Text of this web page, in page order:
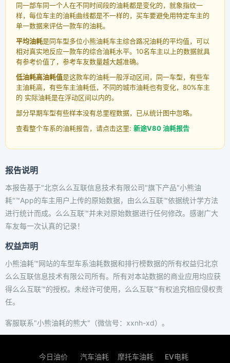
同一部车同一个人在不同时间段的油耗都是变化的，就象指纹一
样，每位车主的油耗曲线都是不一样的，买车要避免用特定车主的
单一数据来评估一款车的油耗。
平均油耗是同车型多位小熊油耗车主综合路况油耗的平均值，可以
相对真实地反应一款车的综合油耗水平。10名车主以上的数据就具
有参考价值了，参考车友数量越大越准确。
低油耗高油耗值是这款车的油耗一般浮动区间，同一车型，有些车
主油耗高，有些车主油耗低，不同的城市油耗也有变化，80%车主
的 实际油耗是在浮动区间以内的。
部分早期车型有些样本没有总里程数据，已从统计图中忽略。
查看整个车系的油耗报告，请点击这里: 新途V80 油耗报告
报告说明
本报告基于"北京么么互联信息技术有限公司"旗下产品"小熊油
耗"™App的车主用户上传的原始数据，由么么互联™依据统计学方法
进行统计而成。么么互联™并未对原始数据进行任何修改。感谢广大
车友每一次认真的记录！
权益声明
小熊油耗™网站的车型车系油耗数据和排行榜数据的所有权益归北京
么么互联信息技术有限公司所有。所有对本站数据的商业应用均应获
得么么互联™的授权。未经许可使用，么么互联™有权追究相应侵权责
任。
客服联系"小熊油耗的熊大"（微信号：xxnh-xd）。
今日油价 汽车油耗 摩托车油耗 EV电耗